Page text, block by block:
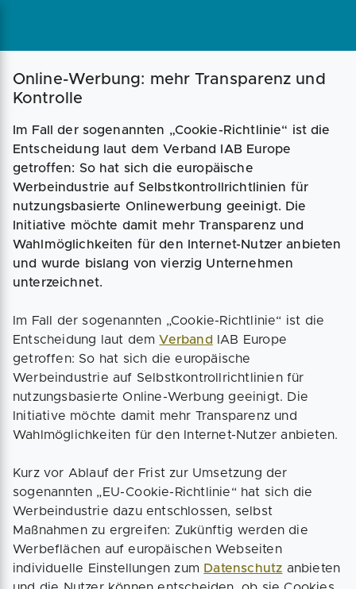
Magazin Businessplan Fördermittel
Online-Werbung: mehr Transparenz und
Kontrolle
Im Fall der sogenannten „Cookie-Richtlinie“ ist die
Entscheidung laut dem Verband IAB Europe
getroffen: So hat sich die europäische
Werbeindustrie auf Selbstkontrollrichtlinien für
nutzungsbasierte Onlinewerbung geeinigt. Die
Initiative möchte damit mehr Transparenz und
Wahlmöglichkeiten für den Internet-Nutzer anbieten
und wurde bislang von vierzig Unternehmen
unterzeichnet.
Im Fall der sogenannten „Cookie-Richtlinie“ ist die
Entscheidung laut demVerband
IAB Europe
getroffen: So hat sich die europäische
Werbeindustrie auf Selbstkontrollrichtlinien für
nutzungsbasierte Online-Werbung geeinigt. Die
Initiative möchte damit mehr Transparenz und
Wahlmöglichkeiten für den Internet-Nutzer anbieten.
Kurz vor Ablauf der Frist zur Umsetzung der
sogenannten „EU-Cookie-Richtlinie“ hat sich die
Werbeindustrie dazu entschlossen, selbst
Maßnahmen zu ergreifen: Zukünftig werden die
Werbeflächen auf europäischen Webseiten
individuelle Einstellungen zum Datenschutz anbieten